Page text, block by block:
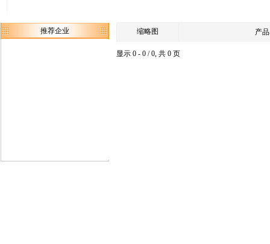
推荐企业 缩略图 产
显示 0 - 0 / 0, 共 0 页